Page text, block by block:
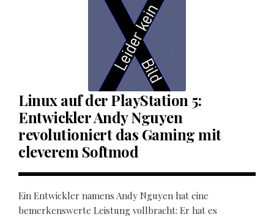
Linux auf der PlayStation 5:
Entwickler Andy Nguyen
revolutioniert das Gaming mit
cleverem Softmod
Ein Entwickler namens Andy Nguyen hat eine
bemerkenswerte Leistung vollbracht: Er hat es